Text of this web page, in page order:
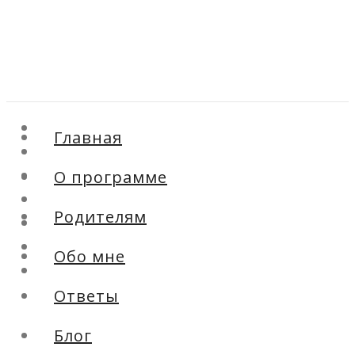
Главная
Родителям
Ответы
Блог
Главная
О программе
Родителям
Обо мне
Ответы
Блог